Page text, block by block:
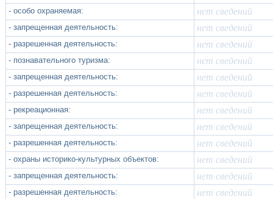
- особо охраняемая: нет сведений
- запрещенная деятельность: нет сведений
- разрешенная деятельность: нет сведений
- познавательного туризма: нет сведений
- запрещенная деятельность: нет сведений
- разрешенная деятельность: нет сведений
- рекреационная: нет сведений
- запрещенная деятельность: нет сведений
- разрешенная деятельность: нет сведений
- охраны историко-культурных объектов: нет сведений
- запрещенная деятельность: нет сведений
- разрешенная деятельность: нет сведений